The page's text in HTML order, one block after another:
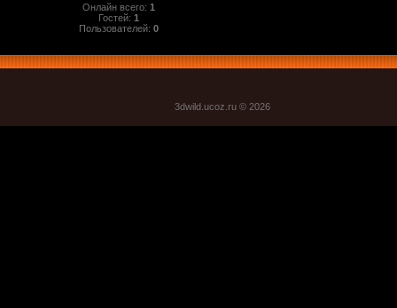
Онлайн всего:1
Гостей:1
Пользователей:0